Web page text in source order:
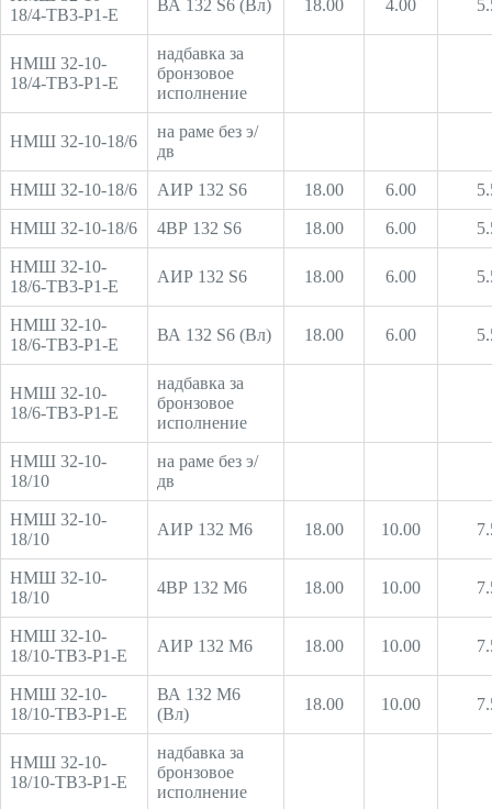
18/4-ТВ3-Р1-Е
ВА 132 S6 (Вл) 18.00 4.00
НМШ 32-10-
18/4-ТВ3-Р1-Е
надбавка за
бронзовое
исполнение
НМШ 32-10-18/6
на раме без э/
дв
НМШ 32-10-18/6 АИР 132 S6 18.00 6.00
НМШ 32-10-18/6 4ВР 132 S6 18.00 6.00
НМШ 32-10-
18/6-ТВ3-Р1-Е
АИР 132 S6 18.00 6.00
НМШ 32-10-
18/6-ТВ3-Р1-Е
ВА 132 S6 (Вл) 18.00 6.00
НМШ 32-10-
18/6-ТВ3-Р1-Е
надбавка за
бронзовое
исполнение
НМШ 32-10-
18/10
на раме без э/
дв
НМШ 32-10-
18/10
АИР 132 М6 18.00 10.00
НМШ 32-10-
18/10
4ВР 132 М6 18.00 10.00
НМШ 32-10-
18/10-ТВ3-Р1-Е
АИР 132 М6 18.00 10.00
НМШ 32-10-
18/10-ТВ3-Р1-Е
ВА 132 М6
(Вл)
18.00 10.00
НМШ 32-10-
18/10-ТВ3-Р1-Е
надбавка за
бронзовое
исполнение